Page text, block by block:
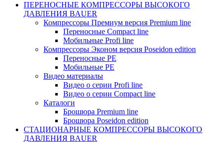
ПЕРЕНОСНЫЕ КОМПРЕССОРЫ ВЫСОКОГО
ДАВЛЕНИЯ BAUER
Компрессоры Премиум версия Premium line
Переносные Compact line
Мобильные Profi line
Компрессоры Эконом версия Poseidon edition
Переносные PE
Мобильные PE
Видео материалы
Видео о серии Profi line
Видео о серии Compact line
Каталоги
Брошюра Premium line
Брошюра Poseidon edition
СТАЦИОНАРНЫЕ КОМПРЕССОРЫ ВЫСОКОГО
ДАВЛЕНИЯ BAUER